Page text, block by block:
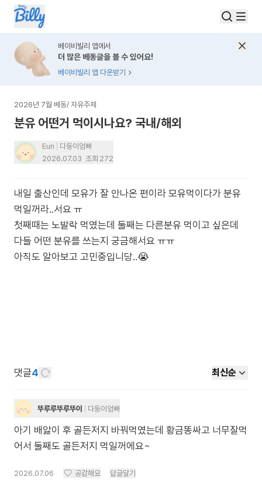
베이비빌리 앱에서
더 많은 베동글을 볼 수 있어요!
베이비빌리 앱 다운받기
2026년 7월 베동/ 자유주제
분유 어떤거 먹이시나요? 국내/해외
Eun
다둥이엄빠
2026.07.03 조회 272
내일 출산인데 모유가 잘 안나온 편이라 모유먹이다가 분유
먹일꺼라..서요 ㅠ
첫째때는 노발락 먹였는데 둘째는 다른분유 먹이고 싶은데
다들 어떤 분유를 쓰는지 궁금해서요 ㅠㅠ
댓글4 최신순
뚜루루뚜루뚜이 다둥이엄빠
아기 배앓이 후 골든저지 바꿔먹였는데 황금똥싸고 너무잘먹
어서 둘째도 골든저지 먹일꺼에요~
2026.07.06 공감해요 답글달기